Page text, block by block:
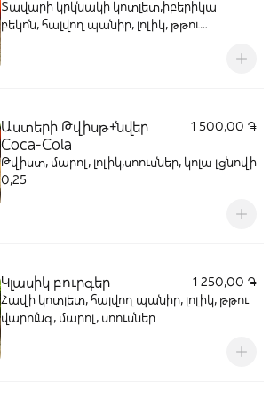
Տավարի կրկնակի կոտլետ,իբերիկա
բեկոն, հալվող պանիր, լոլիկ, թթու
Աստերի Թվիսթ+նվեր
Coca-Cola
1 500,00 ֏
Թվիստ, մարոլ, լոլիկ,սոուսներ, կոլա լցնովի
0,25
Կլասիկ բուրգեր
1 250,00 ֏
Հավի կոտլետ, հալվող պանիր, լոլիկ, թթու
վարունգ, մարոլ, սոուսներ